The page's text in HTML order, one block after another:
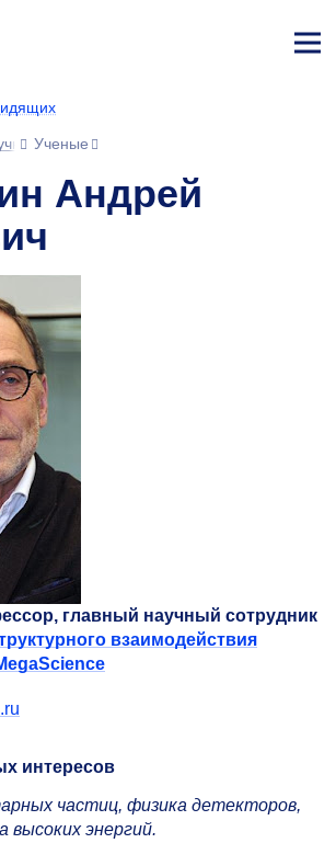
сообщество
Ученые
Андрей
главный научный сотрудник
взаимодействия
интересов
частиц, физика детекторов,
высоких энергий.